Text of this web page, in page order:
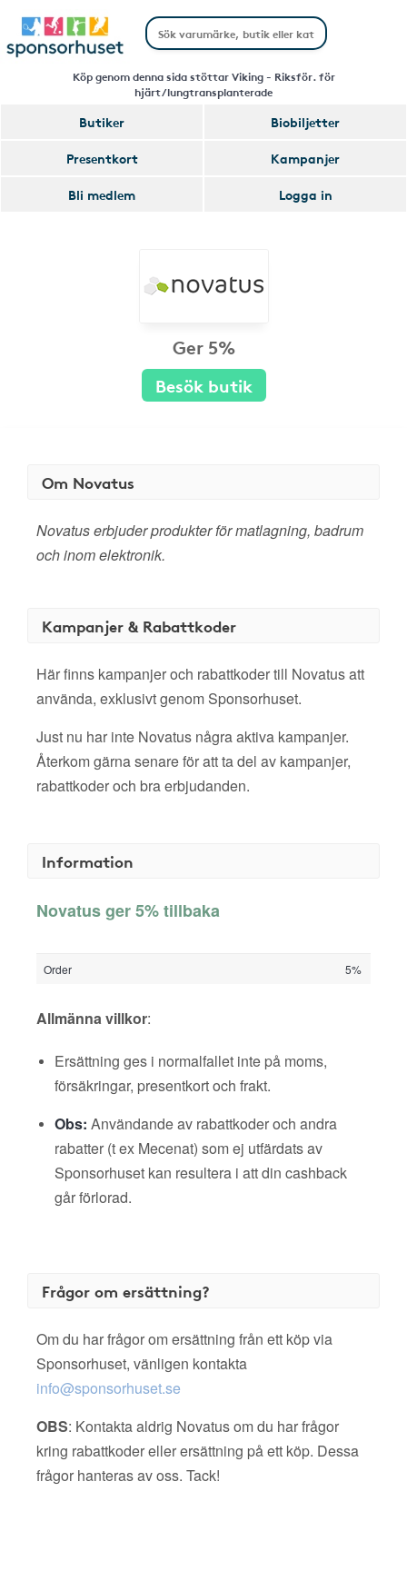
Köp genom denna sida stöttar Viking - Riksför. för
hjärt/lungtransplanterade
Butiker
Biobiljetter
Presentkort
Kampanjer
Bli medlem
Logga in
Ger 5%
Besök butik
Om Novatus
Novatus erbjuder produkter för matlagning, badrum
och inom elektronik.
Kampanjer & Rabattkoder
Här finns kampanjer och rabattkoder till Novatus att
använda, exklusivt genom Sponsorhuset.
Just nu har inte Novatus några aktiva kampanjer.
Återkom gärna senare för att ta del av kampanjer,
rabattkoder och bra erbjudanden.
Information
Novatus ger 5% tillbaka
Order 5%
Allmänna villkor:
Ersättning ges i normalfallet inte på moms,
försäkringar, presentkort och frakt.
Obs: Användande av rabattkoder och andra
rabatter (t ex Mecenat) som ej utfärdats av
Sponsorhuset kan resultera i att din cashback
går förlorad.
Frågor om ersättning?
Om du har frågor om ersättning från ett köp via
Sponsorhuset, vänligen kontakta
info@sponsorhuset.se
OBS: Kontakta aldrig Novatus om du har frågor
kring rabattkoder eller ersättning på ett köp. Dessa
frågor hanteras av oss. Tack!